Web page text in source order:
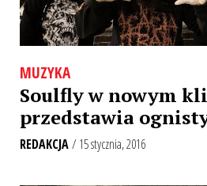
MUZYKA
Soulfly w nowym
przedstawia
REDAKCJA/ 15 stycznia, 2016